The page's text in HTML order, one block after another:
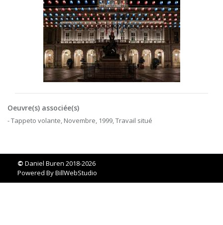
Oeuvre(s) associée(s)
- Tappeto volante, Novembre, 1999, Travail situé
© Daniel Buren 2018-2026
Powered ByBillWebStudio